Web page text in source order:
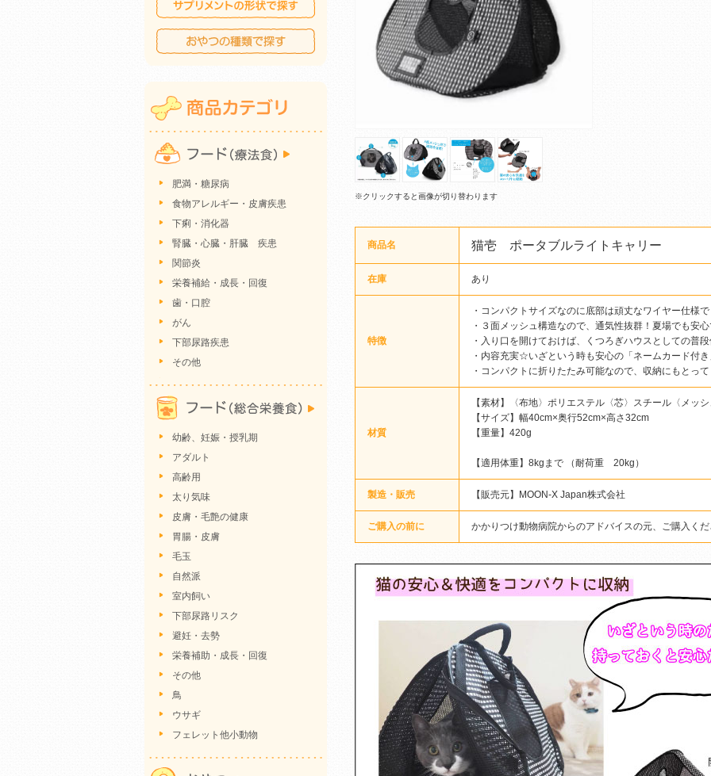
※クリックすると画像が切り替わります
商品名 猫壱 ポータブルライトキャリー
在庫 あり
特徴
・コンパクトサイズなのに底部は頑丈なワイヤー仕様
・３面メッシュ構造なので、通気性抜群！夏場でも安
・入り口を開けておけば、くつろぎハウスとしての普
・内容充実☆いざという時も安心の「ネームカード付
・コンパクトに折りたたみ可能なので、収納にもとっ
材質
【素材】〈布地〉ポリエステル〈芯〉スチール〈メッ
【サイズ】幅40cm×奥行52cm×高さ32cm
【重量】420g
【適用体重】8kgまで （耐荷重 20kg）
製造・販売 【販売元】MOON-X Japan株式会社
ご購入の前に かかりつけ動物病院からのアドバイスの元、ご購入く
肥満・糖尿病
食物アレルギー・皮膚疾患
下痢・消化器
腎臓・心臓・肝臓 疾患
関節炎
栄養補給・成長・回復
歯・口腔
がん
下部尿路疾患
その他
幼齢、妊娠・授乳期
アダルト
高齢用
太り気味
皮膚・毛艶の健康
胃腸・皮膚
毛玉
自然派
室内飼い
下部尿路リスク
避妊・去勢
栄養補助・成長・回復
その他
鳥
ウサギ
フェレット他小動物